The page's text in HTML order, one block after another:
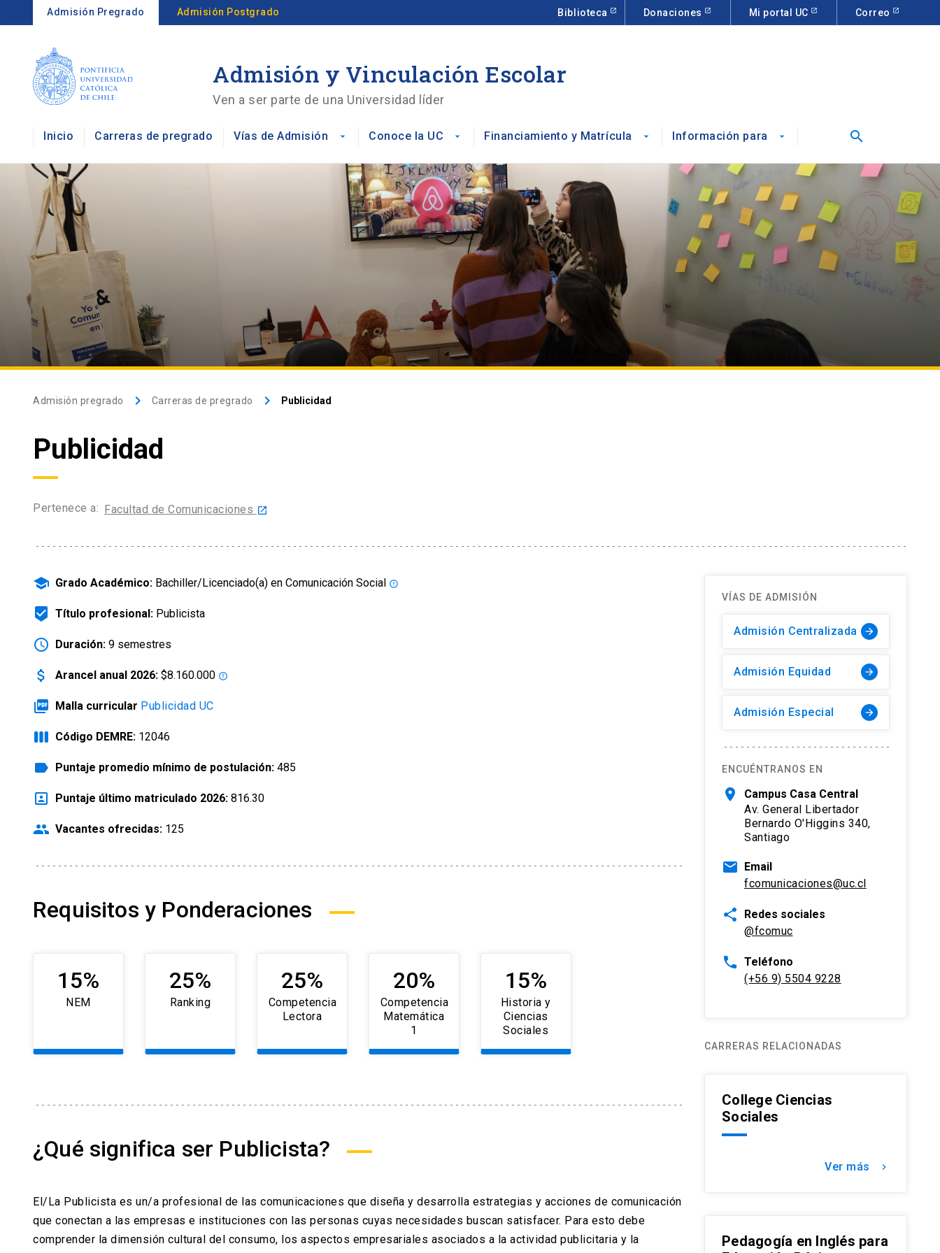
Admisión Pregrado Admisión Postgrado Biblioteca Donaciones Mi portal UC Correo
Admisión y Vinculación Escolar
Ven a ser parte de una Universidad líder
Inicio Carreras de pregrado Vías de Admisión arrow_drop_down Conoce la UC arrow_drop_down Financiamiento y Matrícula arrow_drop_down Información para arrow_drop_down search
Admisión pregrado keyboard_arrow_right Carreras de pregrado keyboard_arrow_right Publicidad
Publicidad
Pertenece a: Facultad de Comunicaciones launch
school Grado Académico: Bachiller/Licenciado(a) en Comunicación Social error_outline
beenhere Título profesional: Publicista
schedule Duración: 9 semestres
attach_money Arancel anual 2026: $8.160.000 error_outline
picture_as_pdf Malla curricular Publicidad UC
view_week Código DEMRE: 12046
label Puntaje promedio mínimo de postulación: 485
portrait Puntaje último matriculado 2026: 816.30
people Vacantes ofrecidas: 125
Requisitos y Ponderaciones
15%
NEM
25%
Ranking
25%
Competencia
Lectora
20%
Competencia
Matemática
1
15%
Historia y
Ciencias
Sociales
¿Qué significa ser Publicista?
El/La Publicista es un/a profesional de las comunicaciones que diseña y desarrolla estrategias y acciones de comunicación
que conectan a las empresas e instituciones con las personas cuyas necesidades buscan satisfacer. Para esto debe
comprender la dimensión cultural del consumo, los aspectos empresariales asociados a la actividad publicitaria y la
VÍAS DE ADMISIÓN
Admisión Centralizada arrow_forward
Admisión Equidad arrow_forward
Admisión Especial arrow_forward
ENCUÉNTRANOS EN
location_on
Campus Casa Central
Av. General Libertador
Bernardo O'Higgins 340,
Santiago
mail Email
fcomunicaciones@uc.cl
share
Redes sociales
@fcomuc
phone Teléfono
(+56 9) 5504 9228
CARRERAS RELACIONADAS
College Ciencias
Sociales
Ver más keyboard_arrow_right
Pedagogía en Inglés para